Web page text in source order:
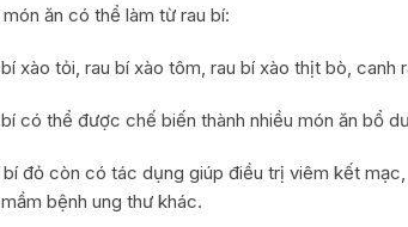
ăn có thể làm từ rau bí:
bí xào tỏi, rau bí xào tôm, rau bí xào thịt bò, canh
bí có thể được chế biến thành nhiều món ăn bổ
bí đỏ còn có tác dụng giúp điều trị viêm kết
bệnh ung thư khác.